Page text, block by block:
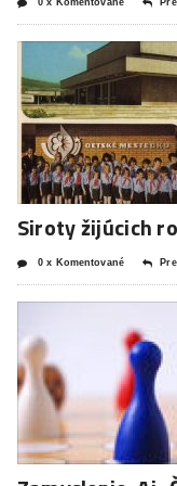
0 x Komentované
Siroty žijúcich
0 x Komentované